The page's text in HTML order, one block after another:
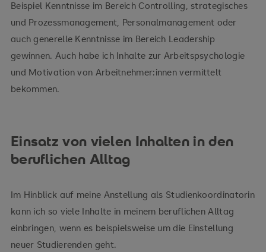
Beispiel Kenntnisse im Bereich Controlling, strategisches
und Prozessmanagement, Personalmanagement oder
auch generelle Kenntnisse im Bereich Leadership
gewinnen. Auch habe ich Inhalte zur Arbeitspsychologie
und Motivation von Arbeitnehmer:innen vermittelt
bekommen.
Einsatz von vielen Inhalten in den
beruflichen Alltag
Im Hinblick auf meine Anstellung als Studienkoordinatorin
kann ich so viele Inhalte in meinem beruflichen Alltag
einbringen, wenn es beispielsweise um die Einstellung
neuer Studierenden geht.